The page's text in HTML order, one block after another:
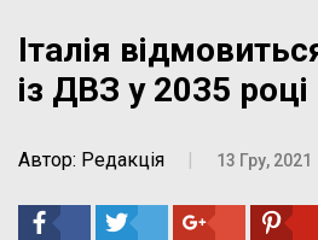
Італія
із ДВЗ у 2035 році
Автор: Редакція | 13 Гру, 2021